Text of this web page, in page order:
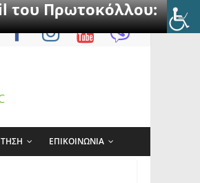
του Πρωτοκόλλου:
ΕΠΙΚΟΙΝΩΝΙΑ